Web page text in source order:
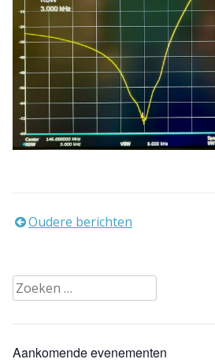
Berichtennavigatie
Oudere berichten
Zoeken
naar:
Aankomende evenementen